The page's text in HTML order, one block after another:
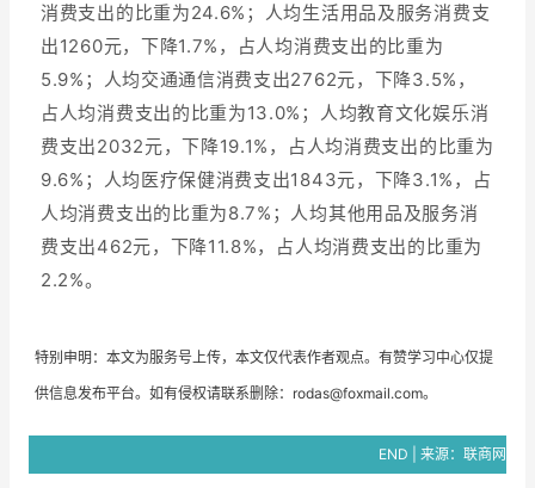
消费支出的比重为24.6%；人均生活用品及服务消费支
出1260元，下降1.7%，占人均消费支出的比重为
5.9%；人均交通通信消费支出2762元，下降3.5%，
占人均消费支出的比重为13.0%；人均教育文化娱乐消
费支出2032元，下降19.1%，占人均消费支出的比重为
9.6%；人均医疗保健消费支出1843元，下降3.1%，占
人均消费支出的比重为8.7%；人均其他用品及服务消
费支出462元，下降11.8%，占人均消费支出的比重为
2.2%。
特别申明：本文为服务号上传， 本文仅代表作者观点。 有赞学习中心仅提
供信息发布平台。如有侵权请联系删除：rodas@foxmail.com。
END | 来源：联商网